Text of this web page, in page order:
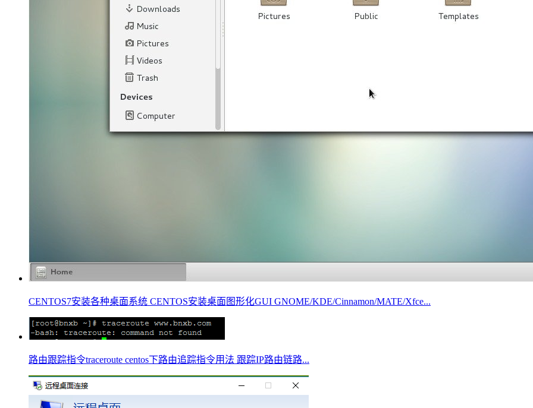
CENTOS7安装各种桌面系统 CENTOS安装桌面图形化GUI GNOME/KDE/Cinnamon/MATE/Xfce...
路由跟踪指令traceroute centos下路由追踪指令用法 跟踪IP路由链路...